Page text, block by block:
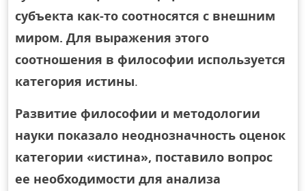
субъекта как-то соотносятся с внешним
миром. Для выражения этого
соотношения в философии используется
категория истины.
Развитие философии и методологии
науки показало неоднозначность оценок
категории «истина», поставило вопрос
ее необходимости для анализа